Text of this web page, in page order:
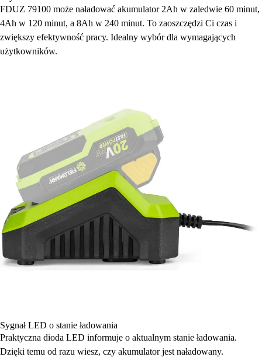
FDUZ 79100 może naładować akumulator 2Ah w zaledwie 60 minut,
4Ah w 120 minut, a 8Ah w 240 minut. To zaoszczędzi Ci czas i
zwiększy efektywność pracy. Idealny wybór dla wymagających
użytkowników.
Sygnał LED o stanie ładowania
Praktyczna dioda LED informuje o aktualnym stanie ładowania.
Dzięki temu od razu wiesz, czy akumulator jest naładowany.